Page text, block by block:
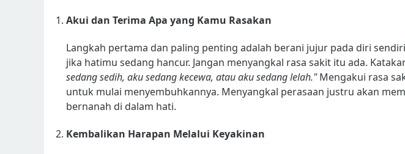
Akui dan Terima Apa yang Kamu Rasakan
Langkah pertama dan paling penting adalah berani jujur pada diri
jika hatimu sedang hancur. Jangan menyangkal rasa sakit itu ada.
sedang sedih, aku sedang kecewa, atau aku sedang lelah."Mengakui rasa
untuk mulai menyembuhkannya. Menyangkal perasaan justru akan
bernanah di dalam hati.
Kembalikan Harapan Melalui Keyakinan